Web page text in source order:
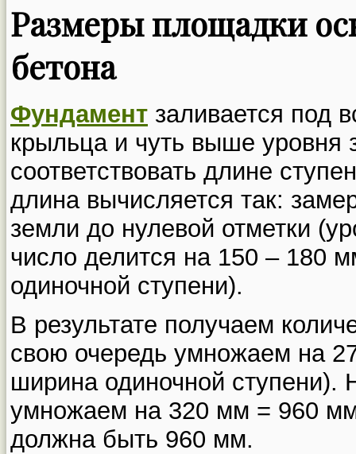
Размеры площадки
бетона
Фундамент заливается под
крыльца и чуть выше уровня
соответствовать длине
длина вычисляется так:
земли до нулевой отметки
число делится на 150 – 180
одиночной ступени).
В результате получаем
свою очередь умножаем на
ширина одиночной ступени).
умножаем на 320 мм = 960
должна быть 960 мм.